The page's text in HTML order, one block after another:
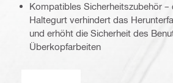
Kompatibles Sicherheitszubehör –
Haltegurt verhindert das
und erhöht die Sicherheit des
Überkopfarbeiten